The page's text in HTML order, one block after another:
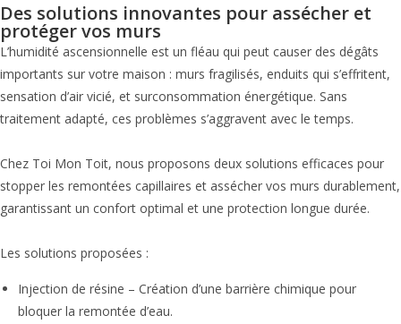
Des solutions innovantes pour assécher et
protéger vos murs
L’humidité ascensionnelle est un fléau qui peut causer des dégâts
importants sur votre maison : murs fragilisés, enduits qui s’effritent,
sensation d’air vicié, et surconsommation énergétique. Sans
traitement adapté, ces problèmes s’aggravent avec le temps.
Chez Toi Mon Toit, nous proposons deux solutions efficaces pour
stopper les remontées capillaires et assécher vos murs durablement,
garantissant un confort optimal et une protection longue durée.
Les solutions proposées :
Injection de résine – Création d’une barrière chimique pour
bloquer la remontée d’eau.